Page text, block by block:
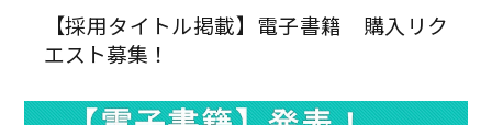
【採用タイトル掲載】電子書籍 購入リク
エスト募集！